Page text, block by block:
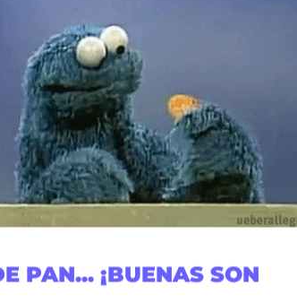
PAN... ¡BUENAS SON